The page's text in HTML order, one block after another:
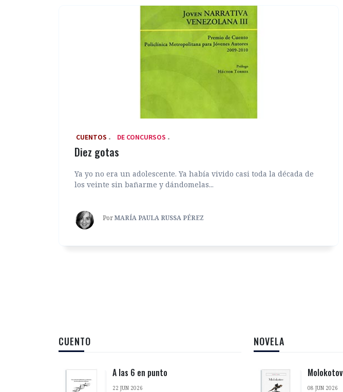
‎ CUENTOS DE CONCURSOS
Diez gotas
Ya yo no era un adolescente. Ya había vivido casi toda la década de
los veinte sin bañarme y dándomelas...
PorMARÍA PAULA RUSSA PÉREZ
CUENTO
A las 6 en punto
22 JUN 2026
NOVELA
Molokotov
08 JUN 2026